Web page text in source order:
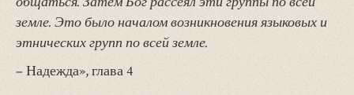
земле. Это было началом возникновения языковых и
этнических групп по всей земле.
– Надежда», глава 4